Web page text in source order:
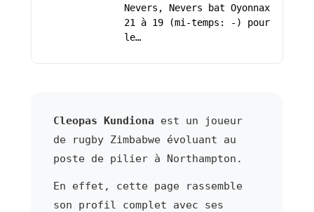
Nevers, Nevers bat Oyonnax
21 à 19 (mi-temps: -) pour
le…
Cleopas Kundiona est un joueur
de rugby Zimbabwe évoluant au
poste de pilier à Northampton.
En effet, cette page rassemble
son profil complet avec ses